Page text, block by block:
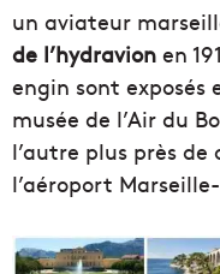
un aviateur
de l’hydravion en
engin sont exposés
musée de l’Air du
l’autre plus près de
l’aéroport